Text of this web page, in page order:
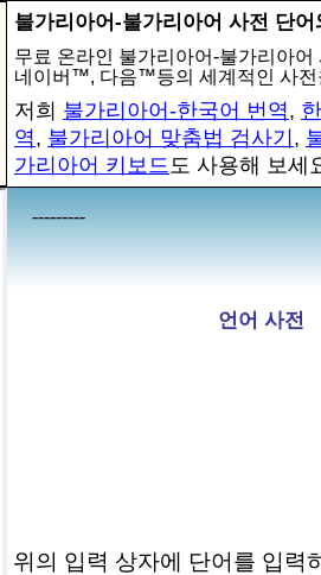
불가리아어-불가리아어 사전 단
무료 온라인 불가리아어-불가리아
네이버™, 다음™등의 세계적인 사전
저희 불가리아어-한국어 번역,
역, 불가리아어 맞춤법 검사기 ,
가리아어 키보드도 사용해 보세